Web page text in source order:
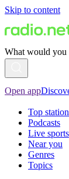
Skip to content
What would you
Open app
Top
Podcasts
Live sports
Near you
Genres
Topics